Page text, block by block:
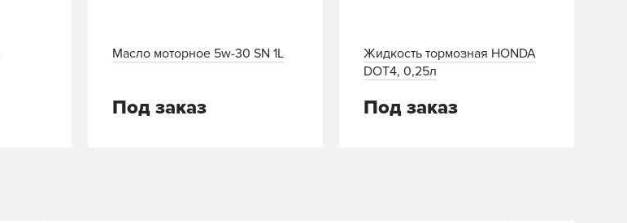
Масло моторное 5w-30 SN 1L
Под заказ
Жидкость тормозная HONDA
DOT4, 0,25л
Под заказ